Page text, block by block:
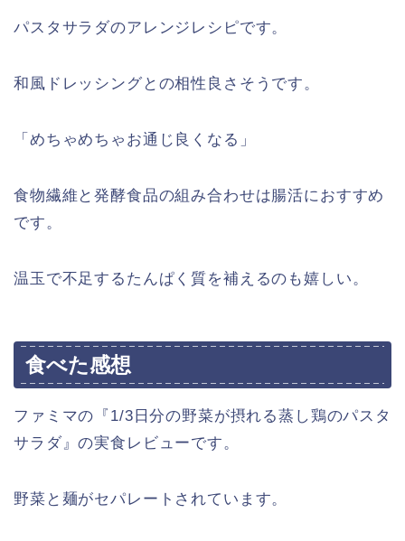
パスタサラダのアレンジレシピです。
和風ドレッシングとの相性良さそうです。
「めちゃめちゃお通じ良くなる」
食物繊維と発酵食品の組み合わせは腸活におすすめ
です。
温玉で不足するたんぱく質を補えるのも嬉しい。
食べた感想
ファミマの『1/3日分の野菜が摂れる蒸し鶏のパスタ
サラダ』の実食レビューです。
野菜と麺がセパレートされています。